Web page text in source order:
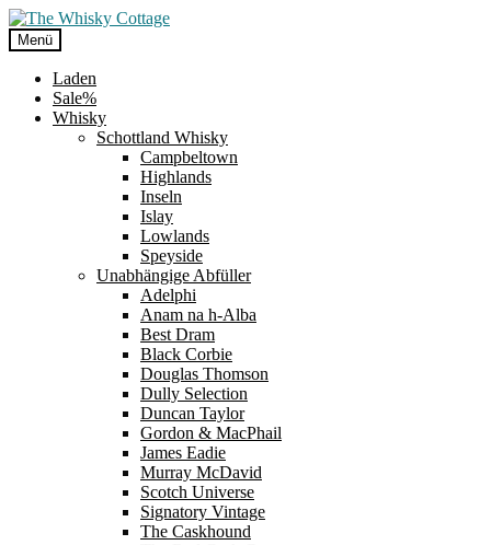
Zur
Navigation
springen
Zum
Inhalt
springen
Menü
Laden
Sale%
Whisky
Schottland Whisky
Campbeltown
Highlands
Inseln
Islay
Lowlands
Speyside
Unabhängige Abfüller
Adelphi
Anam na h-Alba
Best Dram
Black Corbie
Douglas Thomson
Dully Selection
Duncan Taylor
Gordon & MacPhail
James Eadie
Murray McDavid
Scotch Universe
Signatory Vintage
The Caskhound